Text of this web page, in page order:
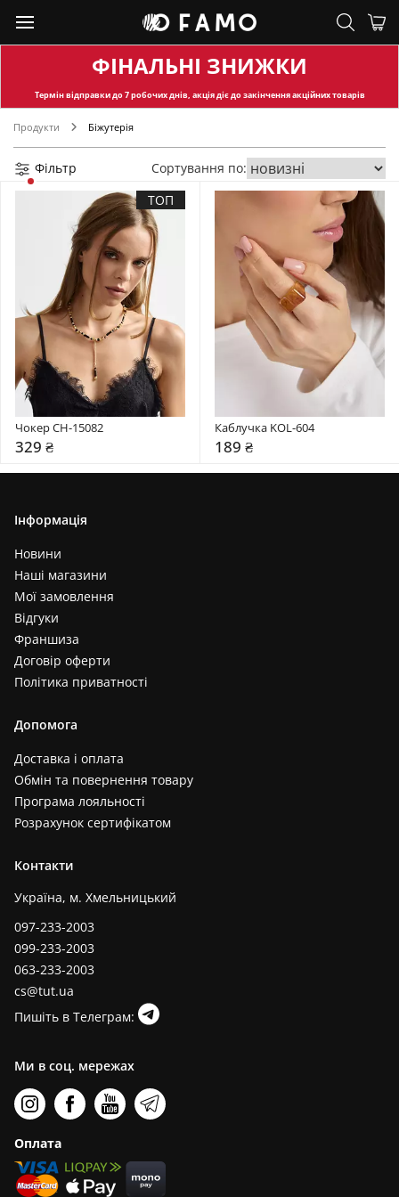
ФІНАЛЬНІ ЗНИЖКИ
Термін відправкидо 7 робочих днів, акція діє до закінчення акційних товарів
Продукти Біжутерія
Фільтр
Сортування по:
ТОП
Чокер CH-15082
329 ₴
Каблучка KOL-604
189 ₴
Інформація
Новини
Наші магазини
Мої замовлення
Відгуки
Франшиза
Договір оферти
Політика приватності
Допомога
Доставка і оплата
Обмін та повернення товару
Програма лояльності
Розрахунок сертифікатом
Контакти
Україна, м. Хмельницький
097-233-2003
099-233-2003
063-233-2003
cs@tut.ua
Пишіть в Телеграм:
Ми в соц. мережах
Оплата